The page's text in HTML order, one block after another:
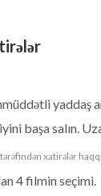
yaddaş
başa salın.
xatirələr
4 filmin seçimi.